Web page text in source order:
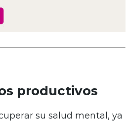
productivos
su salud mental, ya